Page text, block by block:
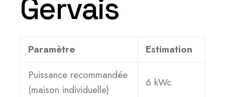
Gervais
Paramètre
Estimation
Puissance recommandée
(maison individuelle)
6 kWc